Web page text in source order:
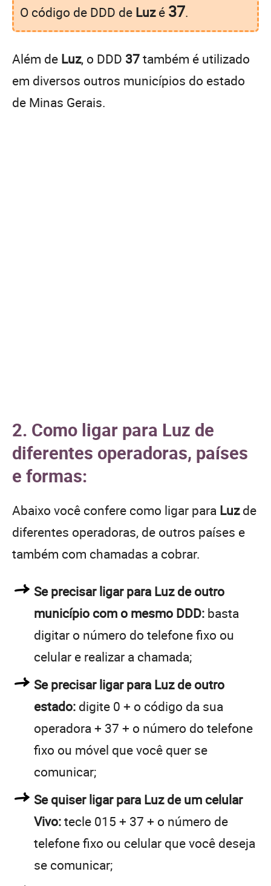
O código de DDD de Luzé 37.
Além de Luz, o DDD 37também é utilizado
em diversos outros municípios do estado
de Minas Gerais.
2. Como ligar para Luz de
diferentes operadoras, países
e formas:
Abaixo você confere como ligar para Luzde
diferentes operadoras, de outros países e
também com chamadas a cobrar.
Se precisar ligar para Luz de outro
município com o mesmo DDD: basta
digitar o número do telefone fixo ou
celular e realizar a chamada;
Se precisar ligar para Luz de outro
estado: digite 0 + o código da sua
operadora + 37 + o número do telefone
fixo ou móvel que você quer se
comunicar;
Se quiser ligar para Luz de um celular
Vivo:tecle 015 + 37 + o número de
telefone fixo ou celular que você deseja
se comunicar;